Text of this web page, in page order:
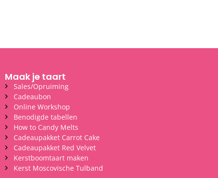
Maak je taart
Sales/Opruiming
Cadeaubon
Online Workshop
Benodigde tabellen
How to Candy Melts
Cadeaupakket Carrot Cake
Cadeaupakket Red Velvet
Kerstboomtaart maken
Kerst Moscovische Tulband